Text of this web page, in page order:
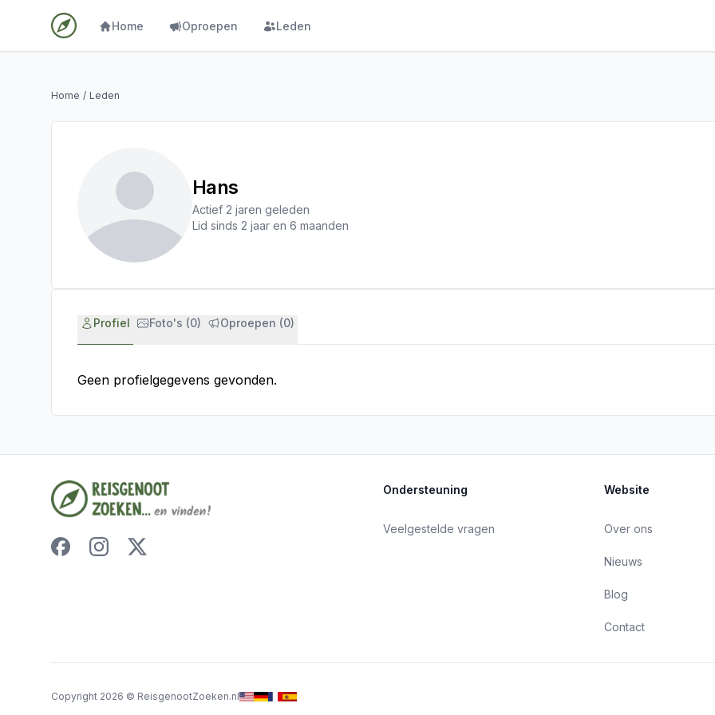
Home Oproepen Leden
Home / Leden
Hans
Actief 2 jaren geleden
Lid sinds 2 jaar en 6 maanden
Profiel Foto's (0) Oproepen (0)
Geen profielgegevens gevonden.
Ondersteuning
Veelgestelde vragen
Website
Over ons
Nieuws
Blog
Contact
Copyright 2026 © ReisgenootZoeken.nl